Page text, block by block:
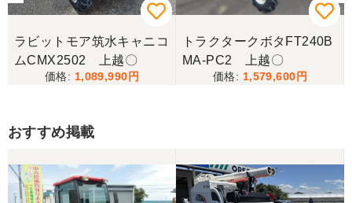
ラビットモア筑水キャニコ
ムCMX2502 上越〇
1,089,990
トラクタークボタFT240B
MA-PC2 上越〇
1,579,600
おすすめ掲載